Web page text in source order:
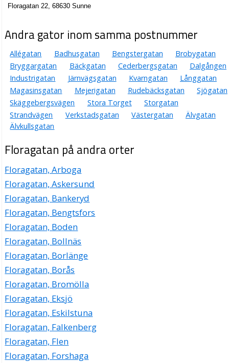
Floragatan 22, 68630 Sunne
Andra gator inom samma postnummer
Allégatan Badhusgatan Bengstergatan
Brobygatan
Bryggargatan
Bäckgatan Cederbergsgatan
Dalgången
Industrigatan
Järnvägsgatan Kvarngatan
Långgatan
Magasinsgatan
Mejerigatan Rudebäcksgatan
Sjögatan
Skäggebergsvägen
Stora Torget
Storgatan
Strandvägen
Verkstadsgatan Västergatan
Älvgatan
Älvkullsgatan
Floragatan på andra orter
Floragatan, Arboga
Floragatan, Askersund
Floragatan, Bankeryd
Floragatan, Bengtsfors
Floragatan, Boden
Floragatan, Bollnäs
Floragatan, Borlänge
Floragatan, Borås
Floragatan, Bromölla
Floragatan, Eksjö
Floragatan, Eskilstuna
Floragatan, Falkenberg
Floragatan, Flen
Floragatan, Forshaga